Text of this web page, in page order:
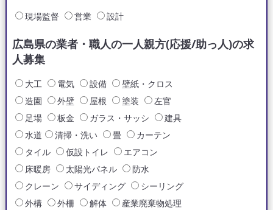
現場監督 営業 設計
広島県の業者・職人の一人親方(応援/助っ人)の求
人募集
大工 電気 設備
壁紙・クロス
造園
外壁 屋根 塗装
左官
足場
板金 ガラス・サッシ
建具
水道
清掃・洗い 畳
カーテン
タイル
仮設トイレ
エアコン
床暖房
太陽光パネル
防水
クレーン
サイディング
シーリング
外構
外柵 解体 産業廃棄物処理